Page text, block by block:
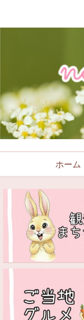
ホーム